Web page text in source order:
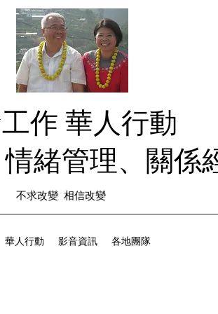
作 華人行動
緒管理、關係
不求改變 相信改變
華人行動 影音資訊 各地團隊